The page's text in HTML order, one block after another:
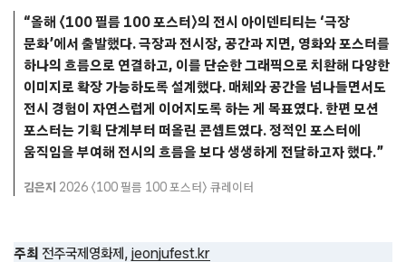
“올해 〈100 필름 100 포스터〉의 전시 아이덴티티는 ‘극장
문화’에서 출발했다. 극장과 전시장, 공간과 지면, 영화와 포스터를
하나의 흐름으로 연결하고, 이를 단순한 그래픽으로 치환해 다양한
이미지로 확장 가능하도록 설계했다. 매체와 공간을 넘나들면서도
전시 경험이 자연스럽게 이어지도록 하는 게 목표였다. 한편 모션
포스터는 기획 단계부터 떠올린 콘셉트였다. 정적인 포스터에
움직임을 부여해 전시의 흐름을 보다 생생하게 전달하고자 했다.”
김은지 2026 〈100 필름 100 포스터〉 큐레이터
주최 전주국제영화제, jeonjufest.kr